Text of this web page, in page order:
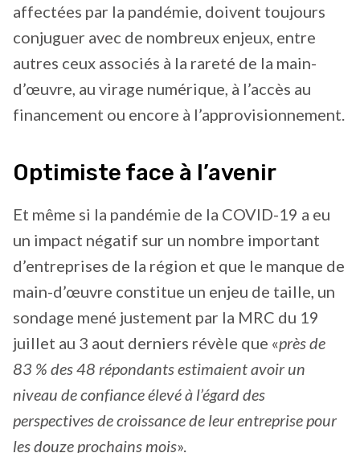
affectées par la pandémie, doivent toujours
conjuguer avec de nombreux enjeux, entre
autres ceux associés à la rareté de la main-
d’œuvre, au virage numérique, à l’accès au
financement ou encore à l’approvisionnement.
Optimiste face à l’avenir
Et même si la pandémie de la COVID-19 a eu
un impact négatif sur un nombre important
d’entreprises de la région et que le manque de
main-d’œuvre constitue un enjeu de taille, un
sondage mené justement par la MRC du 19
juillet au 3 aout derniers révèle que «près de
83 % des 48 répondants estimaient avoir un
niveau de confiance élevé à l’égard des
perspectives de croissance de leur entreprise pour
les douze prochains mois».